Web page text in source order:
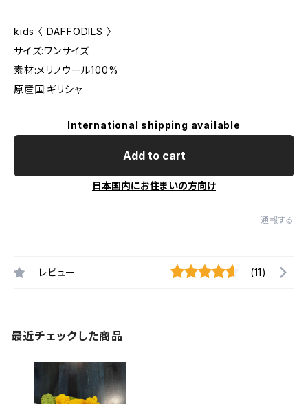
kids 〈 DAFFODILS 〉
サイズ:ワンサイズ
素材:メリノウール100%
原産国:ギリシャ
International shipping available
Add to cart
日本国内にお住まいの方向け
通報する
レビュー (11)
最近チェックした商品